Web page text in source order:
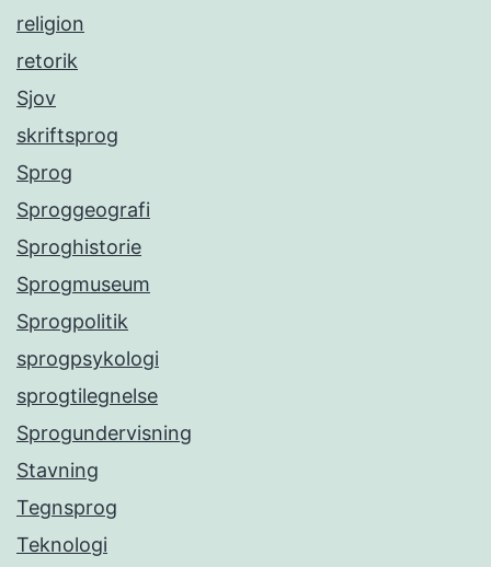
religion
retorik
Sjov
skriftsprog
Sprog
Sproggeografi
Sproghistorie
Sprogmuseum
Sprogpolitik
sprogpsykologi
sprogtilegnelse
Sprogundervisning
Stavning
Tegnsprog
Teknologi